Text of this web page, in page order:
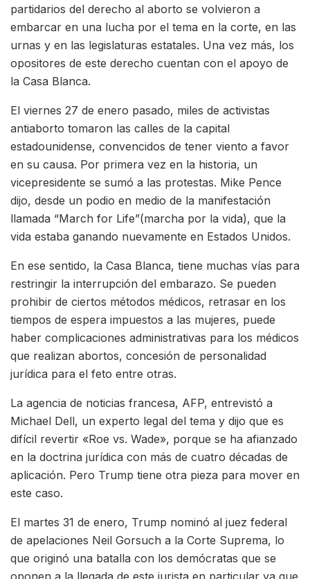
partidarios del derecho al aborto se volvieron a
embarcar en una lucha por el tema en la corte, en las
urnas y en las legislaturas estatales. Una vez más, los
opositores de este derecho cuentan con el apoyo de
la Casa Blanca.
El viernes 27 de enero pasado, miles de activistas
antiaborto tomaron las calles de la capital
estadounidense, convencidos de tener viento a favor
en su causa. Por primera vez en la historia, un
vicepresidente se sumó a las protestas. Mike Pence
dijo, desde un podio en medio de la manifestación
llamada “March for Life”(marcha por la vida), que la
vida estaba ganando nuevamente en Estados Unidos.
En ese sentido, la Casa Blanca, tiene muchas vías para
restringir la interrupción del embarazo. Se pueden
prohibir de ciertos métodos médicos, retrasar en los
tiempos de espera impuestos a las mujeres, puede
haber complicaciones administrativas para los médicos
que realizan abortos, concesión de personalidad
jurídica para el feto entre otras.
La agencia de noticias francesa, AFP, entrevistó a
Michael Dell, un experto legal del tema y dijo que es
difícil revertir «Roe vs. Wade», porque se ha afianzado
en la doctrina jurídica con más de cuatro décadas de
aplicación. Pero Trump tiene otra pieza para mover en
este caso.
El martes 31 de enero, Trump nominó al juez federal
de apelaciones Neil Gorsuch a la Corte Suprema, lo
que originó una batalla con los demócratas que se
oponen a la llegada de este jurista en particular ya que